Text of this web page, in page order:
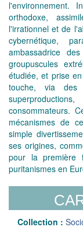
l'environnement.
orthodoxe,
l'irrationnel et de
cybernétique,
ambassadrice
groupuscules
étudiée, et prise
touche, via des
consommateurs.
mécanismes de
simple
ses origines,
pour la première
puritanismes en
Collection :